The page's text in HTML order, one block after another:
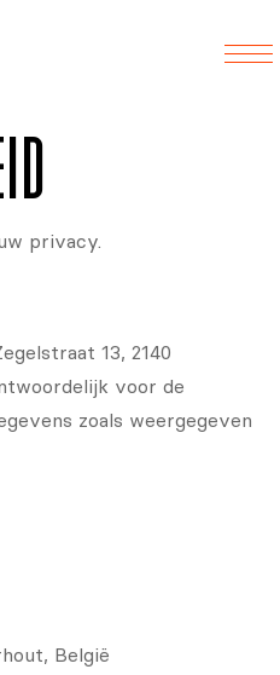
privacy.
13, 2140
voor de
zoals weergegeven
België